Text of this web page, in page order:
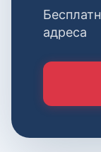
адреса